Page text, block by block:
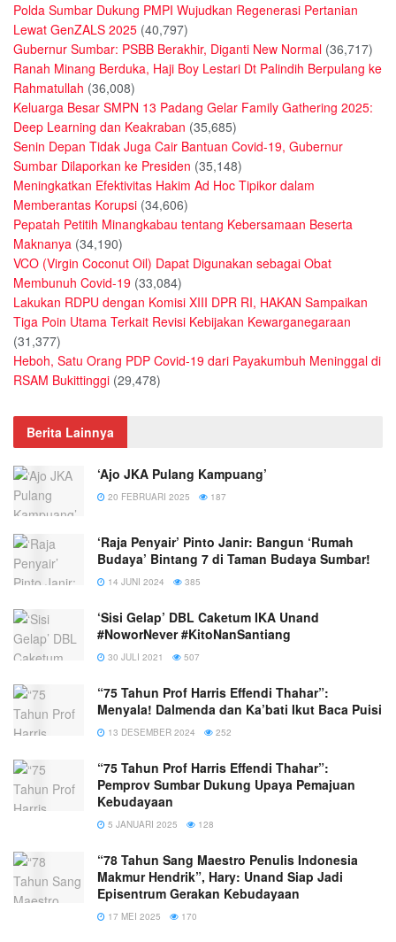
Polda Sumbar Dukung PMPI Wujudkan Regenerasi Pertanian
Lewat GenZALS 2025 (40,797)
Gubernur Sumbar: PSBB Berakhir, Diganti New Normal (36,717)
Ranah Minang Berduka, Haji Boy Lestari Dt Palindih Berpulang ke
Rahmatullah (36,008)
Keluarga Besar SMPN 13 Padang Gelar Family Gathering 2025:
Deep Learning dan Keakraban (35,685)
Senin Depan Tidak Juga Cair Bantuan Covid-19, Gubernur
Sumbar Dilaporkan ke Presiden (35,148)
Meningkatkan Efektivitas Hakim Ad Hoc Tipikor dalam
Memberantas Korupsi (34,606)
Pepatah Petitih Minangkabau tentang Kebersamaan Beserta
Maknanya (34,190)
VCO (Virgin Coconut Oil) Dapat Digunakan sebagai Obat
Membunuh Covid-19 (33,084)
Lakukan RDPU dengan Komisi XIII DPR RI, HAKAN Sampaikan
Tiga Poin Utama Terkait Revisi Kebijakan Kewarganegaraan
(31,377)
Heboh, Satu Orang PDP Covid-19 dari Payakumbuh Meninggal di
RSAM Bukittinggi (29,478)
Berita Lainnya
‘Ajo JKA Pulang Kampuang’
20 FEBRUARI 2025 187
‘Raja Penyair’ Pinto Janir: Bangun ‘Rumah
Budaya’ Bintang 7 di Taman Budaya Sumbar!
14 JUNI 2024 385
‘Sisi Gelap’ DBL Caketum IKA Unand
#NoworNever #KitoNanSantiang
30 JULI 2021 507
“75 Tahun Prof Harris Effendi Thahar”:
Menyala! Dalmenda dan Ka’bati Ikut Baca Puisi
13 DESEMBER 2024 252
“75 Tahun Prof Harris Effendi Thahar”:
Pemprov Sumbar Dukung Upaya Pemajuan
Kebudayaan
5 JANUARI 2025 128
“78 Tahun Sang Maestro Penulis Indonesia
Makmur Hendrik”, Hary: Unand Siap Jadi
Episentrum Gerakan Kebudayaan
17 MEI 2025 170